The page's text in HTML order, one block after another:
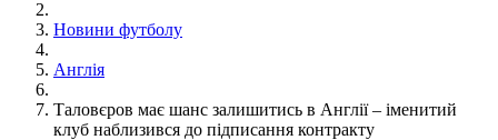
Новини футболу
Англія
Таловєров має шанс залишитись в Англії – іменитий
клуб наблизився до підписання контракту